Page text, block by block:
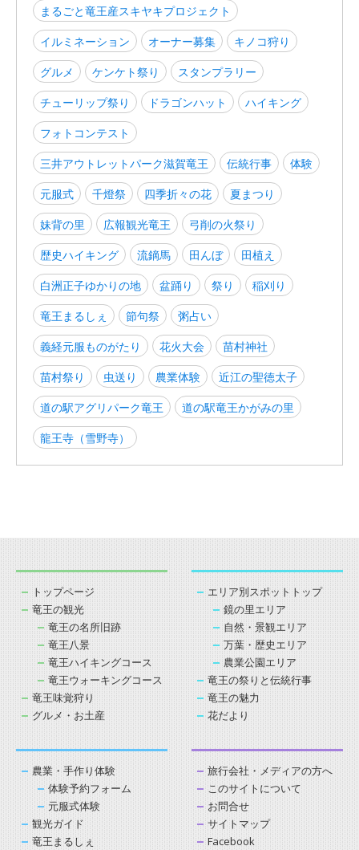
まるごと竜王産スキヤキプロジェクト
イルミネーション
オーナー募集
キノコ狩り
グルメ
ケンケト祭り
スタンプラリー
チューリップ祭り
ドラゴンハット
ハイキング
フォトコンテスト
三井アウトレットパーク滋賀竜王
伝統行事
体験
元服式
千燈祭 四季折々の花
夏まつり
妹背の里
広報観光竜王
弓削の火祭り
歴史ハイキング
流鏑馬 田んぼ
田植え
白洲正子ゆかりの地
盆踊り 祭り
稲刈り
竜王まるしぇ
節句祭
粥占い
義経元服ものがたり
花火大会
苗村神社
苗村祭り
虫送り 農業体験
近江の聖徳太子
道の駅アグリパーク竜王
道の駅竜王かがみの里
龍王寺（雪野寺）
トップページ
竜王の観光
竜王の名所旧跡
竜王八景
竜王ハイキングコース
竜王ウォーキングコース
竜王味覚狩り
グルメ・お土産
エリア別スポットトップ
鏡の里エリア
自然・景観エリア
万葉・歴史エリア
農業公園エリア
竜王の祭りと伝統行事
竜王の魅力
花だより
農業・手作り体験
体験予約フォーム
元服式体験
観光ガイド
竜王まるしぇ
旅行会社・メディアの方へ
このサイトについて
お問合せ
サイトマップ
Facebook